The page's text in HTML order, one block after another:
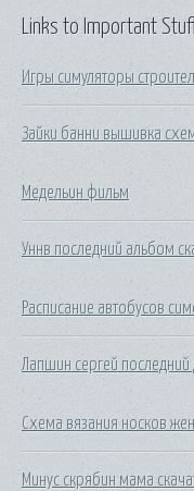
Links to Important
Игры симуляторы
Зайки банни вышивка
Медельин фильм
Уннв последний альбом
Расписание автобусов
Лапшин сергей
Схема вязания носков
Минус скрябин мама